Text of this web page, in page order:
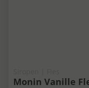
Monin Vanille